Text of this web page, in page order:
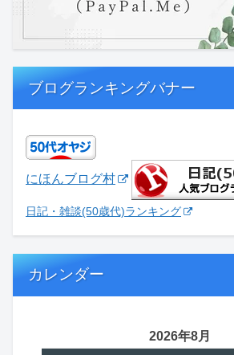
ブログランキングバナー
にほんブログ村
日記・雑談(50歳代)ランキング
カレンダー
2026年8月